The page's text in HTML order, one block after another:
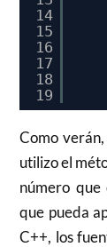
14
15
16
17
18
19
Como
utilizo el
número que
que pueda
C++, los